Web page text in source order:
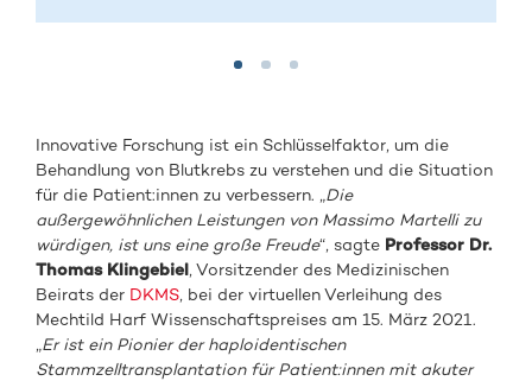
Innovative Forschung ist ein Schlüsselfaktor, um die
Behandlung von Blutkrebs zu verstehen und die Situation
für die Patient:innen zu verbessern. „Die
außergewöhnlichen Leistungen von Massimo Martelli zu
würdigen, ist uns eine große Freude“, sagte Professor Dr.
Thomas Klingebiel, Vorsitzender des Medizinischen
Beirats der DKMS, bei der virtuellen Verleihung des
Mechtild Harf Wissenschaftspreises am 15. März 2021.
„Er ist ein Pionier der haploidentischen
Stammzelltransplantation für Patient:innen mit akuter